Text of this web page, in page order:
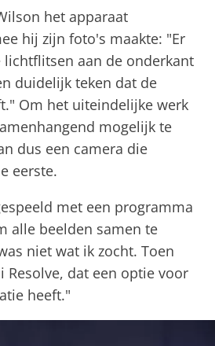
het apparaat
hij zijn foto's maakte: "Er
lichtflitsen aan de onderkant
duidelijk teken dat de
Om het uiteindelijke werk
mogelijk te
dus een camera die
eerste.
met een programma
alle beelden samen te
niet wat ik zocht. Toen
Resolve, dat een optie voor
heeft."